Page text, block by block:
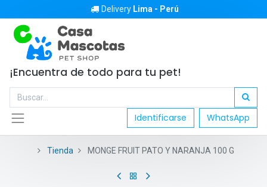
Delivery Lima - Perú
¡Encuentra de todo para tu pet!
Identificarse WhatsApp
Tienda MONGE FRUIT PATO Y NARANJA 100 G